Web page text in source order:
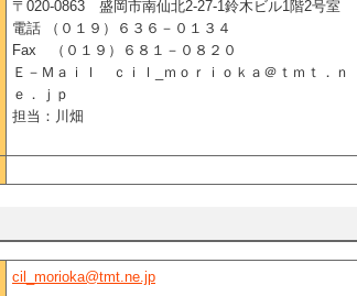
〒020-0863 盛岡市南仙北2-27-1鈴木ビル1階2号室
電話 （０１９）６３６－０１３４
Fax （０１９）６８１－０８２０
Ｅ－Ｍａｉｌ ｃｉｌ_ｍｏｒｉｏｋａ＠ｔｍｔ．ｎ
ｅ．ｊｐ
担当：川畑
cil_morioka@tmt.ne.jp